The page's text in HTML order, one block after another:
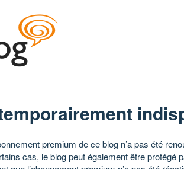
premium de ce blog n’a pas été
cas, le blog peut également être protégé